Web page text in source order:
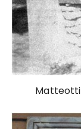
Matteotti